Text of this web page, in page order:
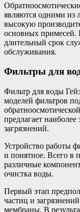
являются одними
высокую
основных примесей.
длительный срок
обслуживания.
Фильтры для
Фильтр для воды
моделей фильтров
предлагает
загрязнений.
Устройство работы
и понятное. Всего в
различные
очистка воды.
Первый этап
частиц и
мембраны. В